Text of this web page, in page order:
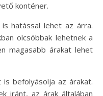
konténer.
hatással lehet az árra.
olcsóbbak lehetnek a
magasabb árakat lehet
befolyásolja az árakat.
iránt, az árak általában